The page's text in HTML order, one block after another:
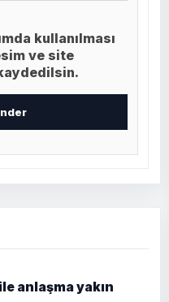
kullanılması
ve site
anlaşma yakın